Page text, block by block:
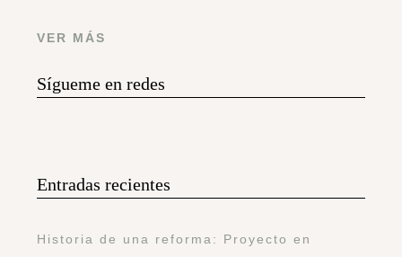
VER MÁS
Sígueme en redes
Entradas recientes
Historia de una reforma: Proyecto en